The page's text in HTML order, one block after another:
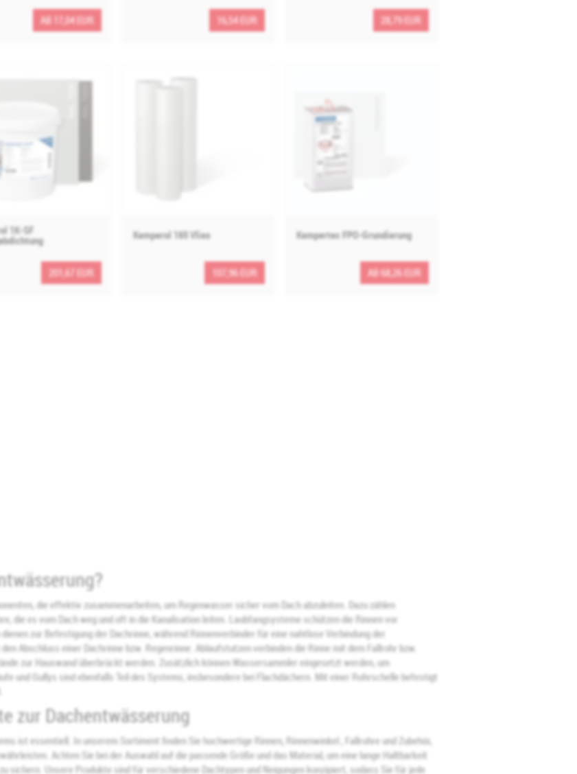
AB 17,04 EUR 16,54 EUR 28,79 EUR
1K-SF
201,67 EUR
Kemperol 165 Vlies
107,96 EUR
Kempertec FPO-Grundierung
AB 68,26 EUR
die effektiv zusammenarbeiten, um Regenwasser sicher vom Dach abzuleiten. Dazu zählen
die es vom Dach weg und oft in die Kanalisation leiten. Laubfangsysteme schützen die Rinnen vor
zur Befestigung der Dachrinne, während Rinnenverbinder für eine nahtlose Verbindung der
Abschluss einer Dachrinne bzw. Regenrinne. Ablaufstutzen verbinden die Rinne mit dem Fallrohr bzw.
zur Hauswand überbrückt werden. Zusätzlich können Wassersammler eingesetzt werden, um
und Gullys sind ebenfalls Teil des Systems, insbesondere bei Flachdächern. Mit einer Rohrschelle befestigt
zur Dachentwässerung
ist essentiell. In unserem Sortiment finden Sie hochwertige Rinnen, Rinnenwinkel , Fallrohre und Zubehör,
Achten Sie bei der Auswahl auf die passende Größe und das Material, um eine lange Haltbarkeit
sichern. Unsere Produkte sind für verschiedene Dachtypen und Neigungen konzipiert, sodass Sie für jede